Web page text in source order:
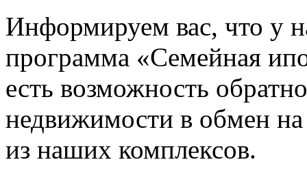
Информируем вас, что у
программа «Семейная
есть возможность
недвижимости в обмен
из наших комплексов.